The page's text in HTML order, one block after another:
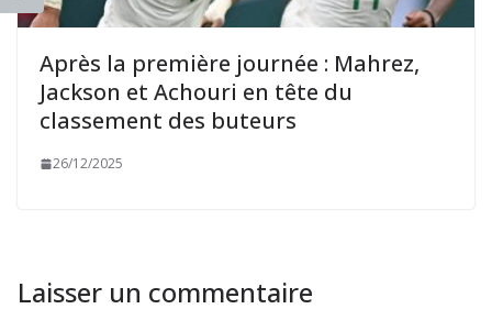
Après la première journée : Mahrez,
Jackson et Achouri en tête du
classement des buteurs
26/12/2025
Laisser un commentaire